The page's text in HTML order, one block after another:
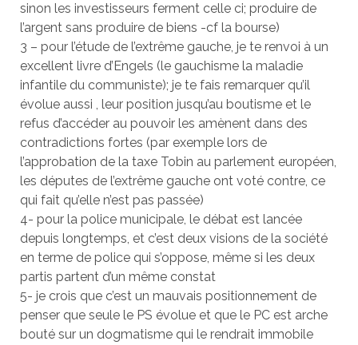
sinon les investisseurs ferment celle ci; produire de
l’argent sans produire de biens -cf la bourse)
3 – pour l’étude de l’extrême gauche, je te renvoi à un
excellent livre d’Engels (le gauchisme la maladie
infantile du communiste); je te fais remarquer qu’il
évolue aussi , leur position jusqu’au boutisme et le
refus d’accéder au pouvoir les amènent dans des
contradictions fortes (par exemple lors de
l’approbation de la taxe Tobin au parlement européen,
les députes de l’extrême gauche ont voté contre, ce
qui fait qu’elle n’est pas passée)
4- pour la police municipale, le débat est lancée
depuis longtemps, et c’est deux visions de la société
en terme de police qui s’oppose, même si les deux
partis partent d’un même constat
5- je crois que c’est un mauvais positionnement de
penser que seule le PS évolue et que le PC est arche
bouté sur un dogmatisme qui le rendrait immobile